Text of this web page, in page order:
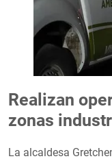
Realizan
zonas
La alcaldesa